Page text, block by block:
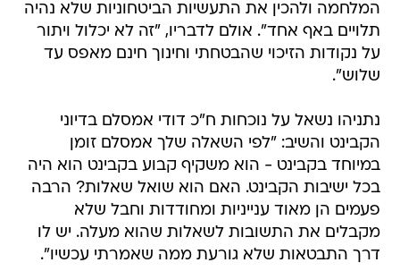
המלחמה ולהכין את התעשיות הביטחוניות שלא נהיה
תלויים באף אחד". אולם לדבריו, "זה לא יכלול ויתור
על נקודות הזיכוי שהבטחתי וחינוך חינם מאפס עד
שלוש".
נתניהו נשאל על נוכחות ח"כ דודי אמסלם בדיוני
הקבינט והשיב: "לפי השאלה שלך אמסלם זומן
במיוחד בקבינט - הוא משקיף קבוע בקבינט הוא היה
בכל ישיבות הקבינט. האם הוא שואל שאלות? הרבה
פעמים הן מאוד ענייניות ומחודדות וחבל שלא
מקבלים את התשובות לשאלות שהוא מעלה. יש לו
דרך התבטאות שלא גורעת ממה שאמרתי עכשיו".